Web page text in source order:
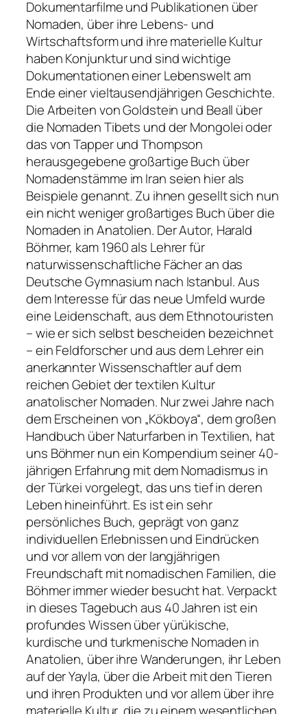
Dokumentarfilme und Publikationen über
Nomaden, über ihre Lebens- und
Wirtschaftsform und ihre materielle Kultur
haben Konjunktur und sind wichtige
Dokumentationen einer Lebenswelt am
Ende einer vieltausendjährigen Geschichte.
Die Arbeiten von Goldstein und Beall über
die Nomaden Tibets und der Mongolei oder
das von Tapper und Thompson
herausgegebene großartige Buch über
Nomadenstämme im Iran seien hier als
Beispiele genannt. Zu ihnen gesellt sich nun
ein nicht weniger großartiges Buch über die
Nomaden in Anatolien. Der Autor, Harald
Böhmer, kam 1960 als Lehrer für
naturwissenschaftliche Fächer an das
Deutsche Gymnasium nach Istanbul. Aus
dem Interesse für das neue Umfeld wurde
eine Leidenschaft, aus dem Ethnotouristen
– wie er sich selbst bescheiden bezeichnet
– ein Feldforscher und aus dem Lehrer ein
anerkannter Wissenschaftler auf dem
reichen Gebiet der textilen Kultur
anatolischer Nomaden. Nur zwei Jahre nach
dem Erscheinen von „Kökboya“, dem großen
Handbuch über Naturfarben in Textilien, hat
uns Böhmer nun ein Kompendium seiner 40-
jährigen Erfahrung mit dem Nomadismus in
der Türkei vorgelegt, das uns tief in deren
Leben hineinführt. Es ist ein sehr
persönliches Buch, geprägt von ganz
individuellen Erlebnissen und Eindrücken
und vor allem von der langjährigen
Freundschaft mit nomadischen Familien, die
Böhmer immer wieder besucht hat. Verpackt
in dieses Tagebuch aus 40 Jahren ist ein
profundes Wissen über yürükische,
kurdische und turkmenische Nomaden in
Anatolien, über ihre Wanderungen, ihr Leben
auf der Yayla, über die Arbeit mit den Tieren
und ihren Produkten und vor allem über ihre
materielle Kultur, die zu einem wesentlichen